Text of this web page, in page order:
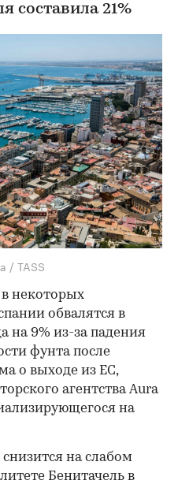
составила 21%
/ TASS
некоторых
обвалятся в
на 9% из-за падения
фунта после
о выходе из ЕС,
агентства Aura
на
на слабом
Бенитачель в